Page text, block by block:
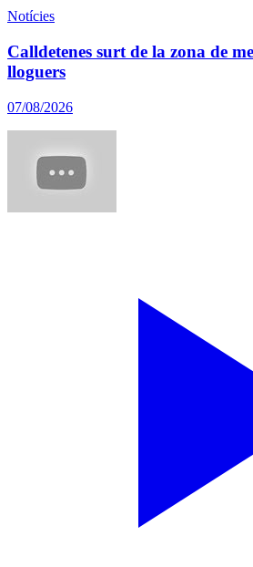
Notícies
Calldetenes surt de la zona de
lloguers
07/08/2026